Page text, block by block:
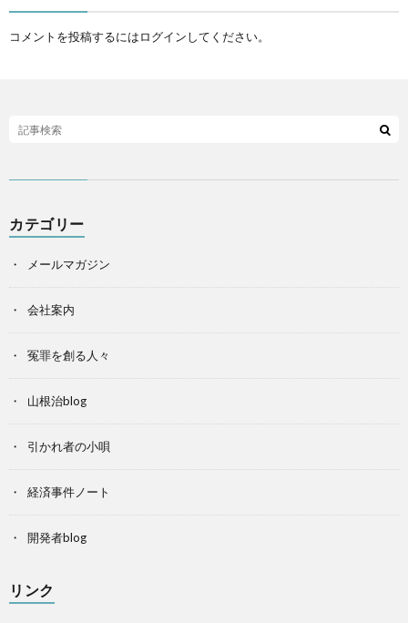
コメントを投稿するにはログインしてください。
カテゴリー
メールマガジン
会社案内
冤罪を創る人々
山根治blog
引かれ者の小唄
経済事件ノート
開発者blog
リンク